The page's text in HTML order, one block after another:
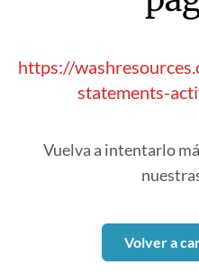
https://
statements-
Vuelva a intentarlo
Volver a